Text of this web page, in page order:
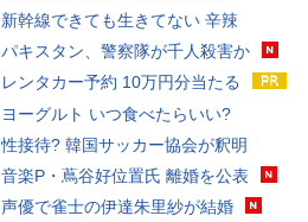
新幹線できても生きてない 辛辣
パキスタン、警察隊が千人殺害か
レンタカー予約 10万円分当たる
ヨーグルト いつ食べたらいい?
性接待? 韓国サッカー協会が釈明
音楽P・蔦谷好位置氏 離婚を公表
声優で雀士の伊達朱里紗が結婚